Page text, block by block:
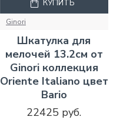
Ginori
Шкатулка для
мелочей 13.2см от
Ginori коллекция
Oriente Italiano цвет
Bario
22425 руб.
КУПИТЬ